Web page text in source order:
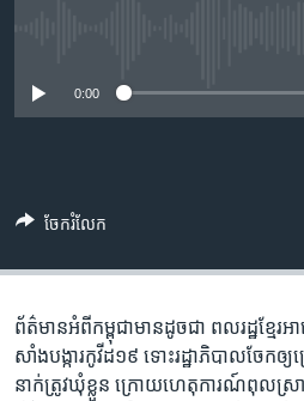
រចនា
ចូល​
ទំព័រ​
ស្វែង​
កម្មវិធីទាំងអស់
បណ្តាញ​សង្គម
ភាសា
0:00
ចែករំលែក
ព័ត៌មាន​អំពី​កម្ពុជា​មាន​ដូចជា ពលរដ្ឋ​ខ្មែរ​អាម
សាំង​បង្ការ​កូវីដ១៩​ ទោះ​រដ្ឋាភិបាល​ចែក​ឲ្
នាក់​ត្រូវ​ឃុំ​ខ្លួន ក្រោយ​ហេតុ​ការណ៍​ពុល​ស្រា